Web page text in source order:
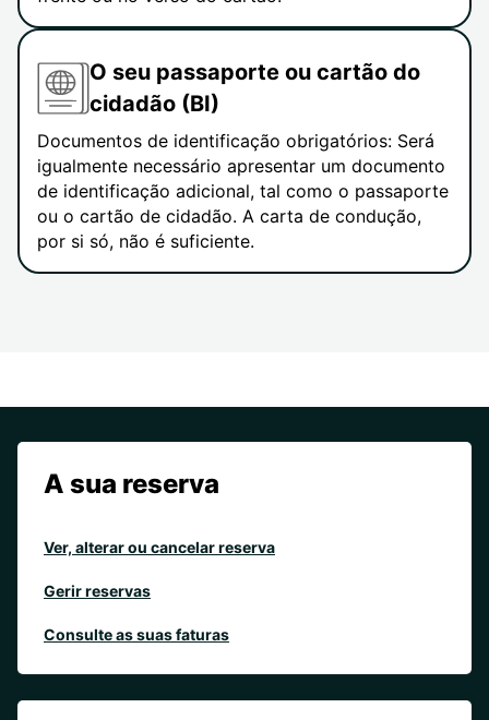
O seu passaporte ou cartão do
cidadão (BI)
Documentos de identificação obrigatórios: Será
igualmente necessário apresentar um documento
de identificação adicional, tal como o passaporte
ou o cartão de cidadão. A carta de condução,
por si só, não é suficiente.
A sua reserva
Ver, alterar ou cancelar reserva
Gerir reservas
Consulte as suas faturas